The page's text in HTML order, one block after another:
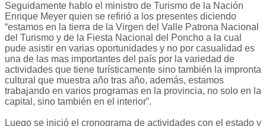
Seguidamente hablo el ministro de Turismo de la Nación
Enrique Meyer quien se refirió a los presentes diciendo
“estamos en la tierra de la Virgen del Valle Patrona Nacional
del Turismo y de la Fiesta Nacional del Poncho a la cual
pude asistir en varias oportunidades y no por casualidad es
una de las mas importantes del país por la variedad de
actividades que tiene turísticamente sino también la impronta
cultural que muestra año tras año, además, estamos
trabajando en varios programas en la provincia, no solo en la
capital, sino también en el interior”.
Luego se inició el cronograma de actividades con el estado y